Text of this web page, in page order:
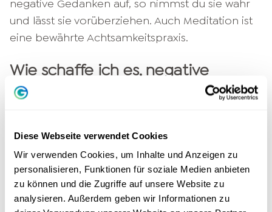
Diese Webseite verwendet Cookies
Wir verwenden Cookies, um Inhalte und Anzeigen zu
personalisieren, Funktionen für soziale Medien anbieten
zu können und die Zugriffe auf unsere Website zu
analysieren. Außerdem geben wir Informationen zu
negative Gedanken auf, so nimmst du sie wahr
und lässt sie vorüberziehen. Auch Meditation ist
eine bewährte Achtsamkeitspraxis.
Wie schaffe ich es, negative
Gedanken loszuwerden? 8 Tipps
Die Annahme, negative Gedanken loswerden
zu können, würde von heute auf morgen
funktionieren, ist leider eine unrealistische
Wunschvorstellung. Damit die Gedanken